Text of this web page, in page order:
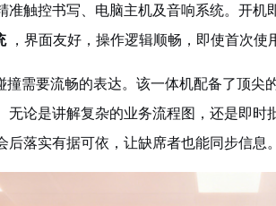
准触控书写、电脑主机及音响系统。开
，界面友好，操作逻辑顺畅，即使首次使
撞需要流畅的表达。该一体机配备了顶
无论是讲解复杂的业务流程图，还是即
落实有据可依，让缺席者也能同步信息。